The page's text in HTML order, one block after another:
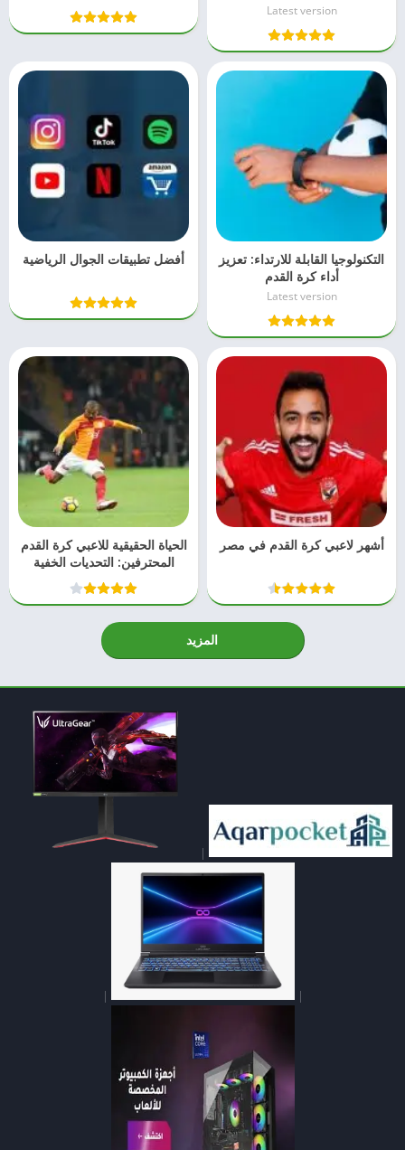
Latest version
التكنولوجيا القابلة للارتداء: تعزيز
أداء كرة القدم
Latest version
أفضل تطبيقات الجوال الرياضية
أشهر لاعبي كرة القدم في مصر
الحياة الحقيقية للاعبي كرة القدم
المحترفين: التحديات الخفية
المزيد
|
|
|